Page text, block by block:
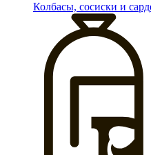
Колбасы, сосиски и